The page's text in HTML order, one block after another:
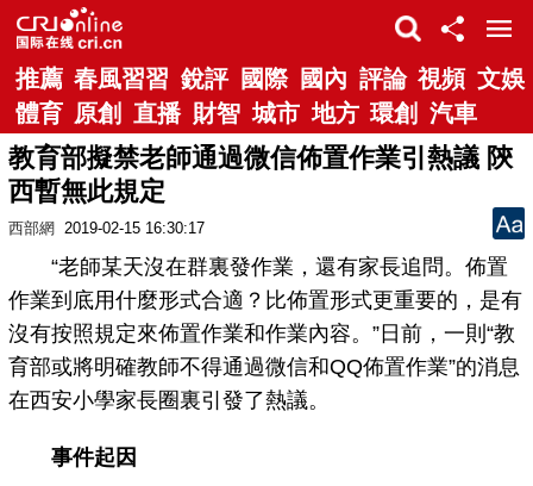
推薦 春風習習 銳評 國際 國內 評論 視頻 文娛
體育 原創 直播 財智 城市 地方 環創 汽車
教育部擬禁老師通過微信佈置作業引熱議 陝
西暫無此規定
西部網 2019-02-15 16:30:17
“老師某天沒在群裏發作業，還有家長追問。佈置
作業到底用什麼形式合適？比佈置形式更重要的，是有
沒有按照規定來佈置作業和作業內容。”日前，一則“教
育部或將明確教師不得通過微信和QQ佈置作業”的消息
在西安小學家長圈裏引發了熱議。
事件起因